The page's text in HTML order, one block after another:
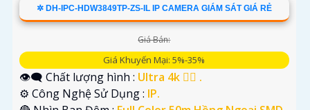
✲ DH-IPC-HDW3849TP-ZS-IL IP CAMERA GIÁM SÁT GIÁ RẺ
Giá Bán:
Giá Khuyến Mại: 5%-35%
👁️‍🗨 Chất lượng hình : Ultra 4k 👍🏾 .
⚙ Công Nghệ Sử Dụng : IP.